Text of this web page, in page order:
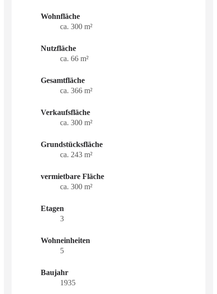
Wohnfläche
ca. 300 m²
Nutzfläche
ca. 66 m²
Gesamtfläche
ca. 366 m²
Verkaufsfläche
ca. 300 m²
Grundstücksfläche
ca. 243 m²
vermietbare Fläche
ca. 300 m²
Etagen
3
Wohneinheiten
5
Baujahr
1935